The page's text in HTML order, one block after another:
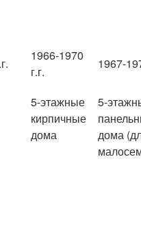
1966-1970
г.г.
1967-
5-этажные
кирпичные
дома
5-
дома